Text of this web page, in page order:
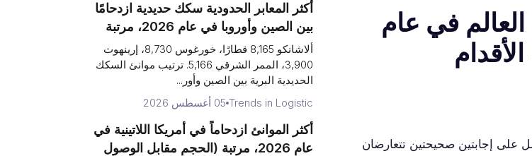
العالم في عام
على إجابتين صحيحتين تتعارضان
أكثر المعابر الحدودية سكك حديدية ازدحامًا
بين الصين وأوروبا في عام 2026، مرتبة
(قطارات مقابل مخاطر الاختناق)ألاشانكو 8,165 قطارًا، خورغوس 8,730، إرينهوت
3,900، الممر الشرقي 5,166. ترتيب موانئ السكك
الحديدية البرية بين الصين وأور...
Trends in Logistic 05 أغسطس 2026
أكثر الموانئ ازدحاماً في أمريكا اللاتينية في
عام 2026، مرتبة (الحجم مقابل الوصول